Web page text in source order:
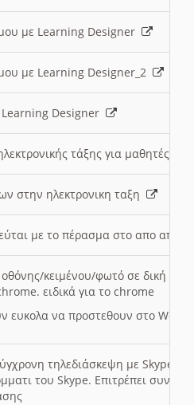
με Learning Designer
με Learning Designer_2
Learning Designer
τάξης για μαθητές
στην ηλεκτρονικη ταξη
με το πέρασμα στο απο
κειμένου/φωτό σε δική
ειδικά για το chrome
ευκολα να προστεθουν στο Word
τηλεδιάσκεψη με Skype
του Skype. Επιτρέπει